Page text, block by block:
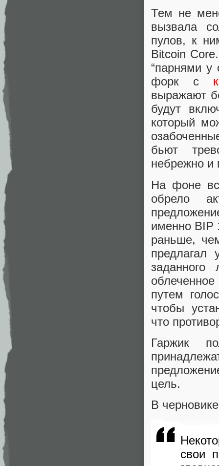
Тем не
вызвала
пулов, к
Bitcoin
“парнями у
форк с
выражают
будут
который
бьют
небрежно и
На фоне
обрело
именно BIP
раньше,
предлагал
путем
чтобы
что
Гаржик
цель.
В
свои